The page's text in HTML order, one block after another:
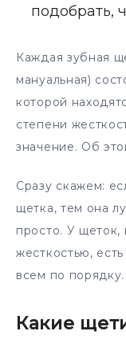
подобрать,
Каждая зубная
мануальная)
которой
степени
значение. Об
Сразу скажем:
щетка, тем она
просто. У
жесткостью,
всем по порядку.
Какие